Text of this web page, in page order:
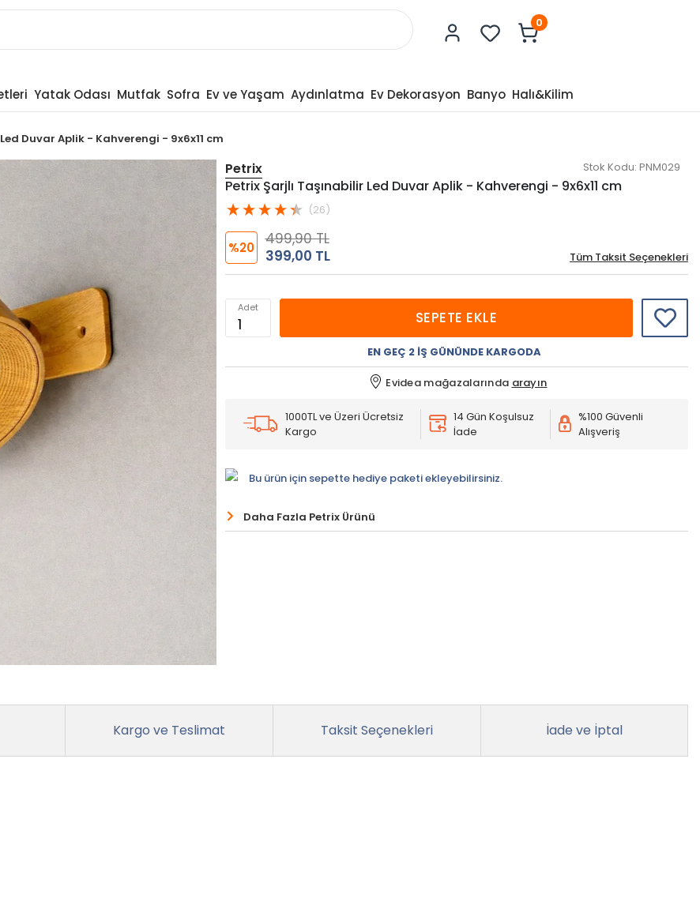
0
Yatak Odası Mutfak Sofra Ev ve Yaşam Aydınlatma Ev Dekorasyon Banyo Halı&Kilim
Duvar Aplik - Kahverengi - 9x6x11 cm
Petrix Stok Kodu: PNM029
Petrix Şarjlı Taşınabilir Led Duvar Aplik - Kahverengi - 9x6x11 cm
(26)
%20
499,90 TL
399,00 TL
Tüm Taksit Seçenekleri
Adet
SEPETE EKLE
EN GEÇ 2 İŞ GÜNÜNDE KARGODA
Evidea mağazalarında arayın
1000TL ve Üzeri Ücretsiz
Kargo
14 Gün Koşulsuz
İade
%100 Güvenli
Alışveriş
Bu ürün için sepette hediye paketi ekleyebilirsiniz.
Daha Fazla Petrix Ürünü
Kargo ve Teslimat Taksit Seçenekleri İade ve İptal